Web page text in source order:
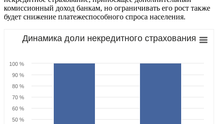
комиссионный доход банкам, но ограничивать его рост также
будет снижение платежеспособного спроса населения.
Динамика доли некредитного страхования
50 %
60 %
70 %
80 %
90 %
100 %